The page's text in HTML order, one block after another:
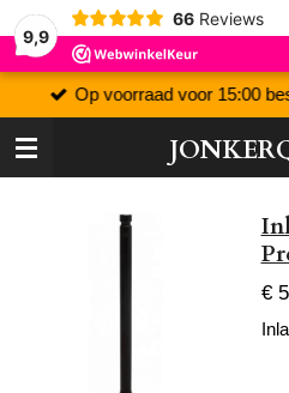
9,9
66 Reviews
Op voorraad voor 15:00
€